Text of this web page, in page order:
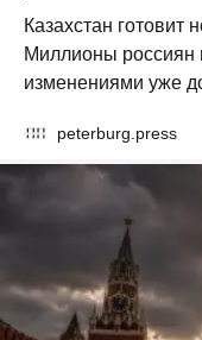
Казахстан готовит
Миллионы россиян
изменениями уже
peterburg.press